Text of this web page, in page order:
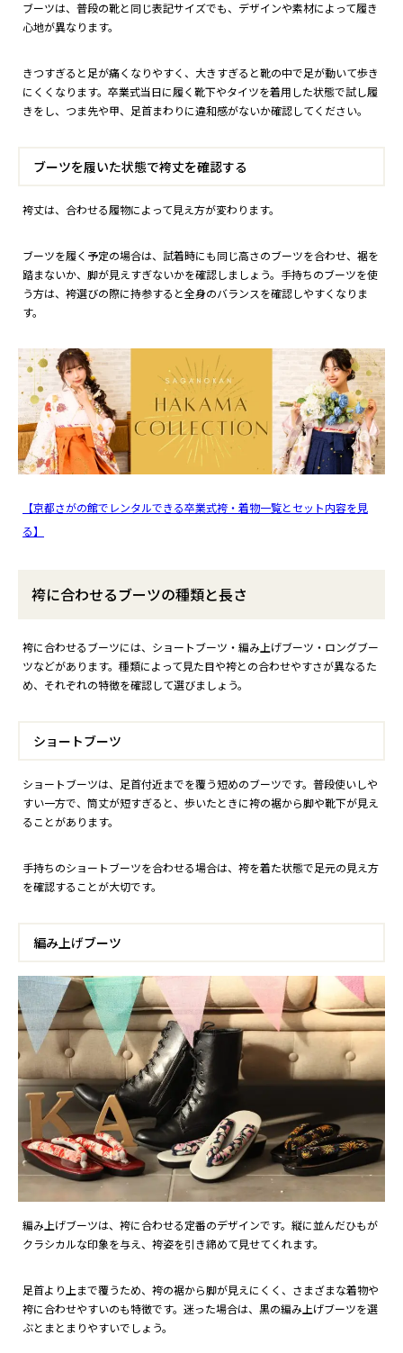
ブーツは、普段の靴と同じ表記サイズでも、デザインや素材によって履き
心地が異なります。
きつすぎると足が痛くなりやすく、大きすぎると靴の中で足が動いて歩き
にくくなります。卒業式当日に履く靴下やタイツを着用した状態で試し履
きをし、つま先や甲、足首まわりに違和感がないか確認してください。
ブーツを履いた状態で袴丈を確認する
袴丈は、合わせる履物によって見え方が変わります。
ブーツを履く予定の場合は、試着時にも同じ高さのブーツを合わせ、裾を
踏まないか、脚が見えすぎないかを確認しましょう。手持ちのブーツを使
う方は、袴選びの際に持参すると全身のバランスを確認しやすくなりま
す。
【京都さがの館でレンタルできる卒業式袴・着物一覧とセット内容を見
る】
袴に合わせるブーツの種類と長さ
袴に合わせるブーツには、ショートブーツ・編み上げブーツ・ロングブー
ツなどがあります。種類によって見た目や袴との合わせやすさが異なるた
め、それぞれの特徴を確認して選びましょう。
ショートブーツ
ショートブーツは、足首付近までを覆う短めのブーツです。普段使いしや
すい一方で、筒丈が短すぎると、歩いたときに袴の裾から脚や靴下が見え
ることがあります。
手持ちのショートブーツを合わせる場合は、袴を着た状態で足元の見え方
を確認することが大切です。
編み上げブーツ
編み上げブーツは、袴に合わせる定番のデザインです。縦に並んだひもが
クラシカルな印象を与え、袴姿を引き締めて見せてくれます。
足首より上まで覆うため、袴の裾から脚が見えにくく、さまざまな着物や
袴に合わせやすいのも特徴です。迷った場合は、黒の編み上げブーツを選
ぶとまとまりやすいでしょう。